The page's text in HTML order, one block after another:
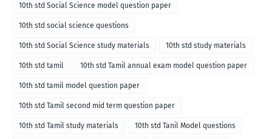
10th std Social Science model question paper
10th std social science questions
10th std Social Science study materials 10th std study materials
10th std tamil 10th std Tamil annual exam model question paper
10th std tamil model question paper
10th std Tamil second mid term question paper
10th std Tamil study materials 10th std Tanil Model questions